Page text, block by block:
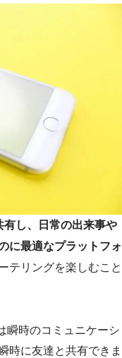
し、日常の出来事や
に最適なプラットフォ
テリングを楽しむこと
瞬時のコミュニケーシ
時に友達と共有できま